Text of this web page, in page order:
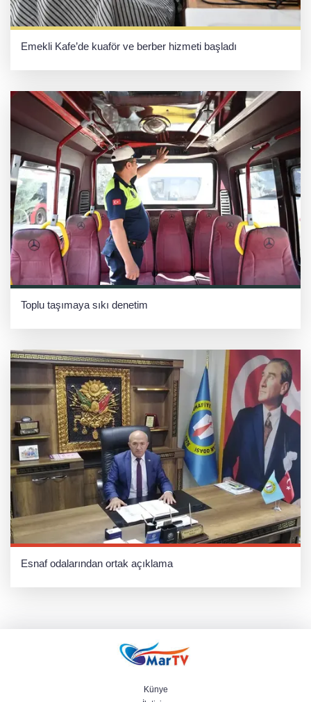
Emekli Kafe’de kuaför ve berber hizmeti başladı
Toplu taşımaya sıkı denetim
Esnaf odalarından ortak açıklama
Künye